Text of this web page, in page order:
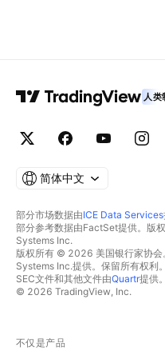
人类
简体中文
部分市场数据由ICE Data Services
部分参考数据由FactSet提供。版
Systems Inc.
版权所有 © 2026 美国银行家协
Systems Inc.提供。保留所有权利。
SEC文件和其他文件由Quartr提供。
© 2026 TradingView, Inc.
不仅是产品